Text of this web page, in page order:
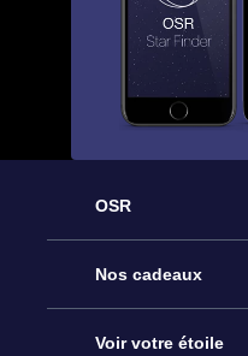
OSR
Service
À propos de l’OSR
Nos cadeaux
Cadeau d’étoile en
Voir votre étoile